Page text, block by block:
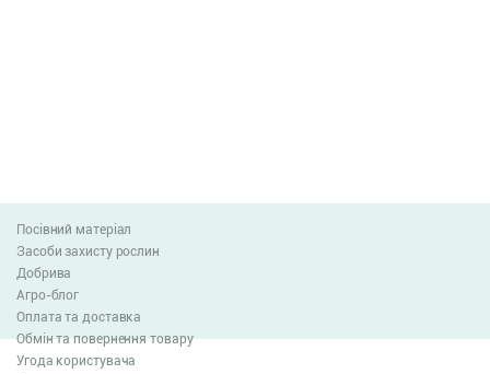
Посівний матеріал
Засоби захисту рослин
Добрива
Агро-блог
Оплата та доставка
Обмін та повернення товару
Угода користувача